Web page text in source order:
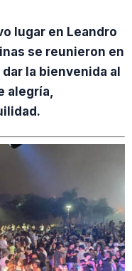
lugar en Leandro
se reunieron en
la bienvenida al
alegría,